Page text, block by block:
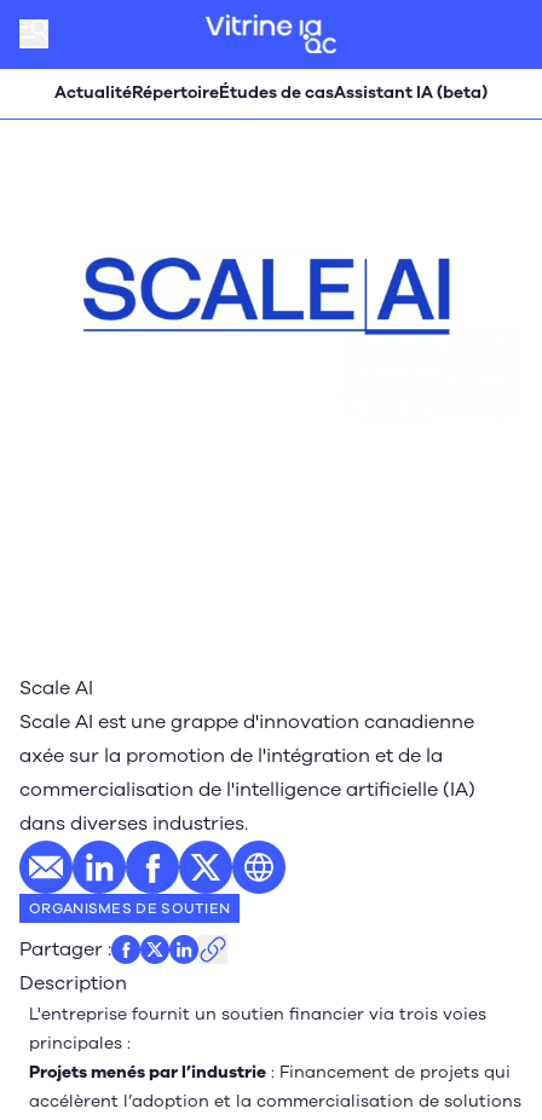
ActualitéRépertoireÉtudes de casAssistant IA (beta)
Scale AI
Scale AI est une grappe d'innovation canadienne
axée sur la promotion de l'intégration et de la
commercialisation de l'intelligence artificielle (IA)
dans diverses industries.
E-mailProfil LinkedIn
Profil Facebook
Profil Twitter
Site web
ORGANISMES DE SOUTIEN
Partager :
Description
L'entreprise fournit un soutien financier via trois voies
principales :
Projets menés par l’industrie : Financement de projets qui
accélèrent l’adoption et la commercialisation de solutions